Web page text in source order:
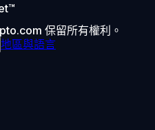
保留所有權利。
地區與語言